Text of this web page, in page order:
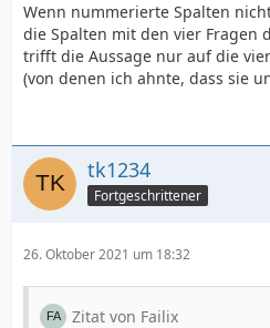
Wenn nummerierte Spalten
die Spalten mit den vier Fragen
trifft die Aussage nur auf die
(von denen ich ahnte, dass sie
tk1234
Fortgeschrittener
26. Oktober 2021 um 18:32
Zitat von Failix